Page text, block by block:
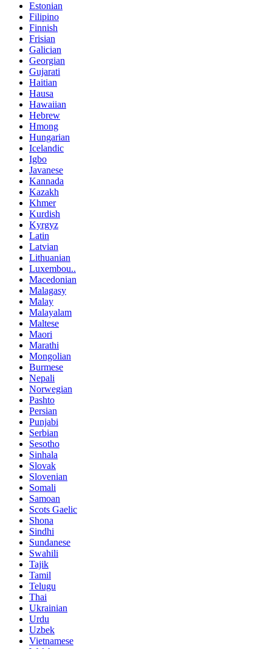
Estonian
Filipino
Finnish
Frisian
Galician
Georgian
Gujarati
Haitian
Hausa
Hawaiian
Hebrew
Hmong
Hungarian
Icelandic
Igbo
Javanese
Kannada
Kazakh
Khmer
Kurdish
Kyrgyz
Latin
Latvian
Lithuanian
Luxembou..
Macedonian
Malagasy
Malay
Malayalam
Maltese
Maori
Marathi
Mongolian
Burmese
Nepali
Norwegian
Pashto
Persian
Punjabi
Serbian
Sesotho
Sinhala
Slovak
Slovenian
Somali
Samoan
Scots Gaelic
Shona
Sindhi
Sundanese
Swahili
Tajik
Tamil
Telugu
Thai
Ukrainian
Urdu
Uzbek
Vietnamese